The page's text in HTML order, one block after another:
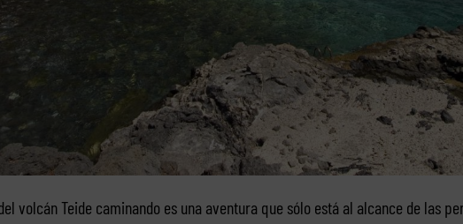
volcán Teide caminando es una aventura que sólo está al alcance de las